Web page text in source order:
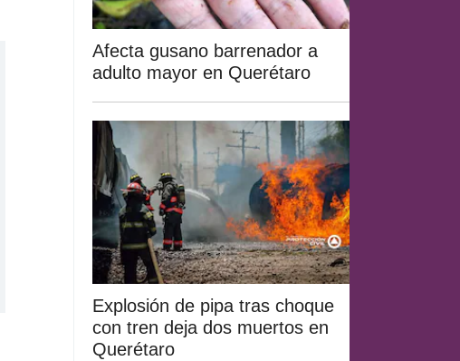
Afecta gusano barrenador a
adulto mayor en Querétaro
Explosión de pipa tras choque
con tren deja dos muertos en
Querétaro